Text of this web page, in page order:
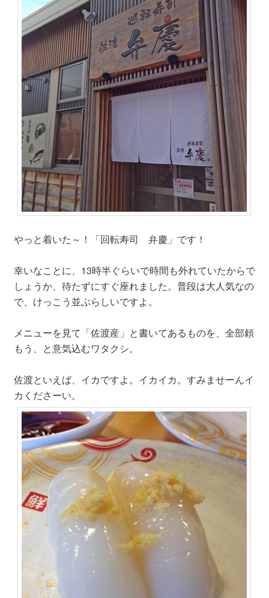
やっと着いた～！「回転寿司 弁慶」です！
幸いなことに、13時半ぐらいで時間も外れていたからで
しょうか、待たずにすぐ座れました。普段は大人気なの
で、けっこう並ぶらしいですよ。
メニューを見て「佐渡産」と書いてあるものを、全部頼
もう、と意気込むワタクシ。
佐渡といえば、イカですよ。イカイカ。すみませーんイ
カくださーい。